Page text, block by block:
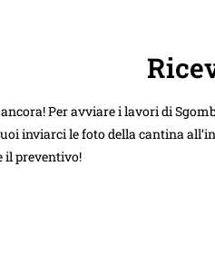
Per avviare i lavori di
inviarci le foto della cantina
il preventivo!